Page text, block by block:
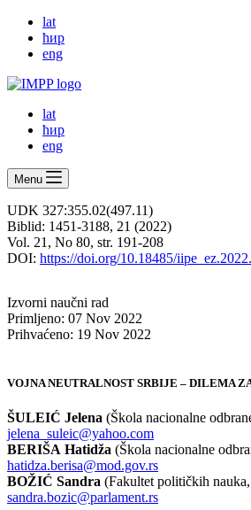
lat
ћир
eng
lat
ћир
eng
Menu
UDK 327:355.02(497.11)
Biblid: 1451-3188, 21 (2022)
Vol. 21, No 80, str. 191-208
DOI: https://doi.org/10.18485/
Izvorni naučni rad
Primljeno: 07 Nov 2022
Prihvaćeno: 19 Nov 2022
VOJNA NEUTRALNOST SRBIJE – DILEMA
ŠULEIĆ Jelena (Škola nacionalne
jelena_suleic@yahoo.com
BERIŠA Hatidža (Škola nacionalne
hatidza.berisa@mod.gov.rs
BOŽIĆ Sandra (Fakultet političkih
sandra.bozic@parlament.rs